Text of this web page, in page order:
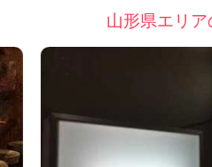
山形県エリア